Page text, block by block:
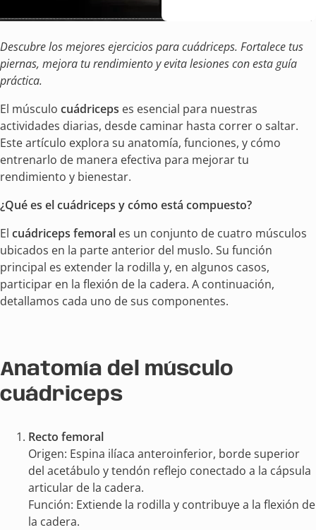
Descubre los mejores ejercicios para cuádriceps. Fortalece tus
piernas, mejora tu rendimiento y evita lesiones con esta guía
práctica.
El músculo cuádriceps es esencial para nuestras
actividades diarias, desde caminar hasta correr o saltar.
Este artículo explora su anatomía, funciones, y cómo
entrenarlo de manera efectiva para mejorar tu
rendimiento y bienestar.
¿Qué es el cuádriceps y cómo está compuesto?
El cuádriceps femoral es un conjunto de cuatro músculos
ubicados en la parte anterior del muslo. Su función
principal es extender la rodilla y, en algunos casos,
participar en la flexión de la cadera. A continuación,
detallamos cada uno de sus componentes.
Anatomía del músculo
cuádriceps
Recto femoral
Origen: Espina ilíaca anteroinferior, borde superior
del acetábulo y tendón reflejo conectado a la cápsula
articular de la cadera.
Función: Extiende la rodilla y contribuye a la flexión de
la cadera.